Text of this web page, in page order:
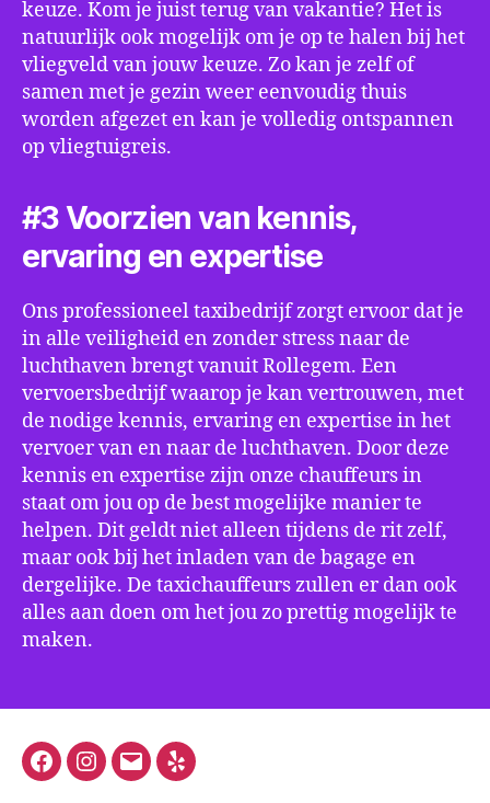
keuze. Kom je juist terug van vakantie? Het is
natuurlijk ook mogelijk om je op te halen bij het
vliegveld van jouw keuze. Zo kan je zelf of
samen met je gezin weer eenvoudig thuis
worden afgezet en kan je volledig ontspannen
op vliegtuigreis.
#3 Voorzien van kennis,
ervaring en expertise
Ons professioneel taxibedrijf zorgt ervoor dat je
in alle veiligheid en zonder stress naar de
luchthaven brengt vanuit Rollegem. Een
vervoersbedrijf waarop je kan vertrouwen, met
de nodige kennis, ervaring en expertise in het
vervoer van en naar de luchthaven. Door deze
kennis en expertise zijn onze chauffeurs in
staat om jou op de best mogelijke manier te
helpen. Dit geldt niet alleen tijdens de rit zelf,
maar ook bij het inladen van de bagage en
dergelijke. De taxichauffeurs zullen er dan ook
alles aan doen om het jou zo prettig mogelijk te
maken.
FacebookInstagram
E-
Yelp